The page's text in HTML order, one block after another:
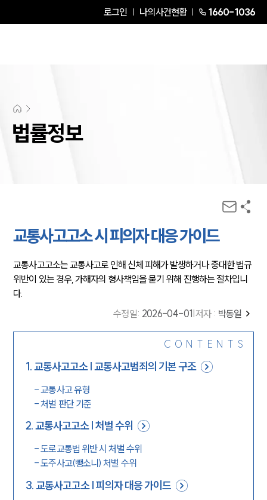
로그인 나의사건현황 1660-1036
법률정보
교통사고고소 시 피의자 대응 가이드
교통사고고소는 교통사고로 인해 신체 피해가 발생하거나 중대한 법규
위반이 있는 경우, 가해자의 형사책임을 묻기 위해 진행하는 절차입니
다.
수정일: 2026-04-01 저자 : 박동일
CONTENTS
1.교통사고고소 | 교통사고범죄의 기본 구조
-교통사고 유형
-처벌 판단 기준
2.교통사고고소 | 처벌 수위
-도로교통법 위반 시 처벌 수위
-도주사고(뺑소니) 처벌 수위
3.교통사고고소 | 피의자 대응 가이드